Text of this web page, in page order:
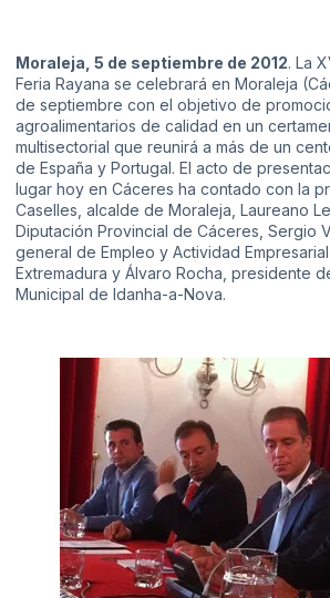
Moraleja, 5 de septiembre de 2012. La
Feria Rayana se celebrará en Moraleja
de septiembre con el objetivo de
agroalimentarios de calidad en un
multisectorial que reunirá a más de un
de España y Portugal. El acto de
lugar hoy en Cáceres ha contado con la
Caselles, alcalde de Moraleja, Laureano
Diputación Provincial de Cáceres, Sergio
general de Empleo y Actividad
Extremadura y Álvaro Rocha, presidente
Municipal de Idanha-a-Nova.